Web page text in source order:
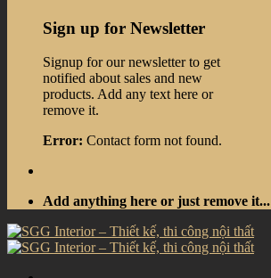
Sign up for Newsletter
Signup for our newsletter to get
notified about sales and new
products. Add any text here or
remove it.
Error: Contact form not found.
Add anything here or just remove it...